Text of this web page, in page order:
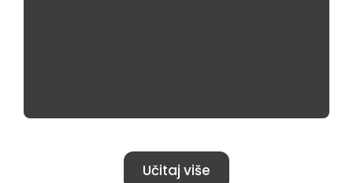
Učitaj više